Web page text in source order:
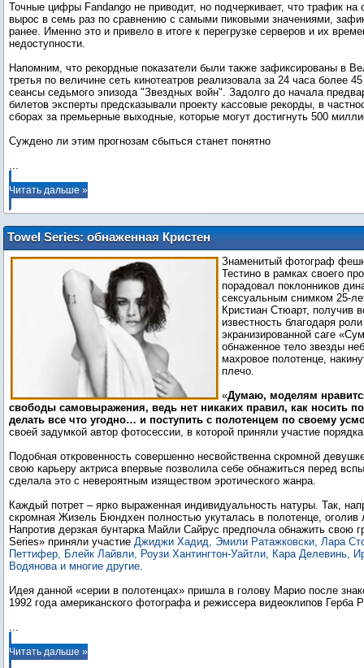
Точные цифры Fandango не приводит, но подчеркивает, что трафик на
вырос в семь раз по сравнению с самыми пиковыми значениями,
ранее. Именно это и привело в итоге к перегрузке серверов и их
недоступности.
Напомним, что рекордные показатели были также зафиксированы в
третья по величине сеть кинотеатров реализовала за 24 часа более
сеансы седьмого эпизода "Звездных войн". Задолго до начала
билетов эксперты предсказывали проекту кассовые рекорды, в
сборах за премьерные выходные, которые могут достигнуть 500
...
Читать дальше »
Towel Series: обнаженная Кристен
Стюарт в объективе Марио Тестино
Знаменитый фотограф
Тестино в рамках своего
порадовал поклонников
сексуальным снимком 25-
Кристиан Стюарт, получив
известность благодаря
экранизированной саге
обнаженное тело звезды
махровое полотенце,
плечо.
«Думаю, моделям
свободы самовыражения, ведь нет никаких правил, как носить
делать все что угодно… и поступить с полотенцем по своему
своей задумкой автор фотосессии, в которой приняли участие
Подобная откровенность совершенно несвойственна скромной
свою карьеру актриса впервые позволила себе обнажиться перед
сделала это с невероятным изяществом эротического жанра.
Каждый потрет – ярко выраженная индивидуальность натуры. Так,
скромная Жизель Бюндхен полностью укуталась в полотенце,
Напротив дерзкая бунтарка Майли Сайрус предпочла обнажить свою
Series» приняли участие Джиджи Хадид, Эмили Ратажковски, Лара
Петтифер, Блейк Лайвли, Роузи Хантингтон-Уайтли, Кара Делевинь,
Водянова и многие другие.
Идея данной «серии в полотенцах» пришла в голову Марио после
...
Читать дальше »